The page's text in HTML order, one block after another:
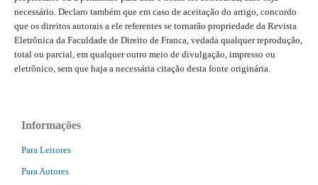
necessário. Declaro também que em caso de aceitação do artigo, concordo
que os direitos autorais a ele referentes se tornarão propriedade da Revista
Eletrônica da Faculdade de Direito de Franca, vedada qualquer reprodução,
total ou parcial, em qualquer outro meio de divulgação, impresso ou
eletrônico, sem que haja a necessária citação desta fonte originária.
Informações
Para Leitores
Para Autores